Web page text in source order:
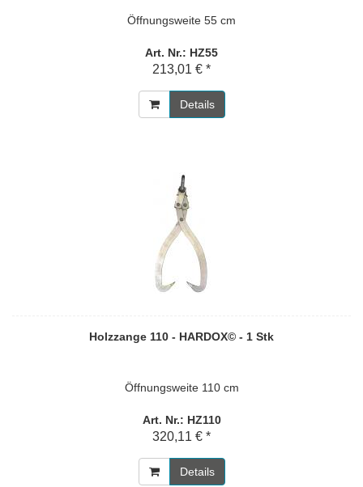
Öffnungsweite 55 cm
Art. Nr.: HZ55
213,01 € *
Details
Holzzange 110 - HARDOX© - 1 Stk
Öffnungsweite 110 cm
Art. Nr.: HZ110
320,11 € *
Details